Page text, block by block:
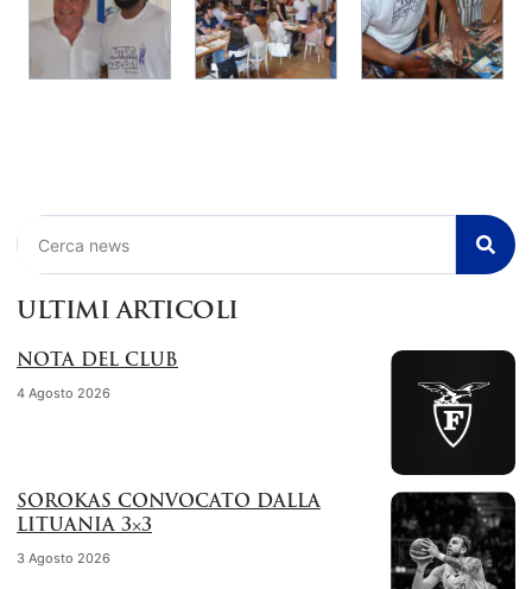
ULTIMI ARTICOLI
NOTA DEL CLUB
4 Agosto 2026
SOROKAS CONVOCATO DALLA
LITUANIA 3×3
3 Agosto 2026